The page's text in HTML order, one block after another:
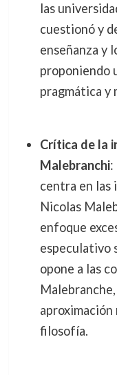
las
cuestionó y
enseñanza y
proponiendo
pragmática y
Crítica de la
Malebranchi:
centra en las
Nicolas
enfoque
especulativo
opone a las
aproximación
filosofía.